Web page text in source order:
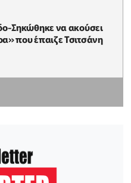
Σηκώθηκε να ακούσει
που έπαιζε Τσιτσάνη